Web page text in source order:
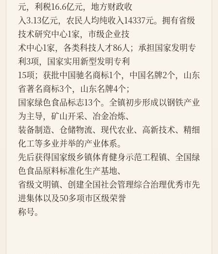
元，利税16.6亿元，地方财政收
入3.13亿元，农民人均纯收入14337元。拥有省级
技术研究中心1家，市级企业技
术中心1家，各类科技人才86人；承担国家发明专
利3项，国家实用新型发明专利
15项；获批中国驰名商标1个，中国名牌2个，山东
省著名商标3个，山东名牌4个；
国家绿色食品标志13个。全镇初步形成以钢铁产业
为主导，矿山开采、冶金冶炼、
装备制造、仓储物流、现代农业、高新技术、精细
化工等多业并举的产业体系。
先后获得国家级乡镇体育健身示范工程镇、全国绿
色食品原料标准化生产基地、
省级文明镇、创建全国社会管理综合治理优秀市先
进集体以及50多项市区级荣誉
称号。